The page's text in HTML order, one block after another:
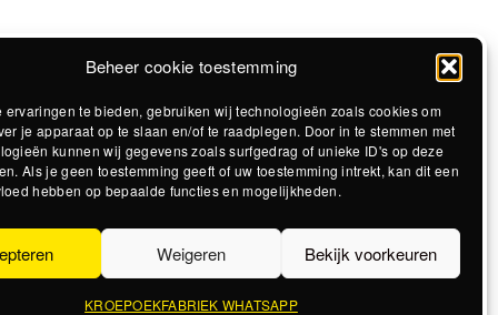
Beheer cookie toestemming
ervaringen te bieden, gebruiken wij technologieën zoals cookies om
je apparaat op te slaan en/of te raadplegen. Door in te stemmen met
kunnen wij gegevens zoals surfgedrag of unieke ID's op deze
Als je geen toestemming geeft of uw toestemming intrekt, kan dit een
hebben op bepaalde functies en mogelijkheden.
Weigeren Bekijk voorkeuren
KROEPOEKFABRIEK WHATSAPP